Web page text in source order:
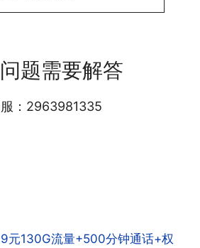
就说明已激活成功!耗时一
行人工审核;快递激活的基
，我怎么查套餐呢?
营商的官方手机营业厅
绑定，登录后可以在主页
动充值，后续充值就是任意
合约期，每一个卡的产品
注销流程和注意事项;
题需要解答
：2963981335
元130G流量+500分钟通话+权